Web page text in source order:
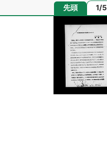
先頭 ページ